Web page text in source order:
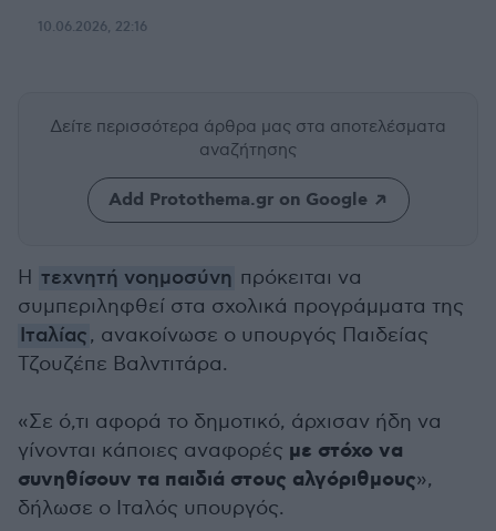
10.06.2026, 22:16
Δείτε περισσότερα άρθρα μας στα αποτελέσματα
αναζήτησης
Add Protothema.gr on Google
Η τεχνητή νοημοσύνη πρόκειται να
συμπεριληφθεί στα σχολικά προγράμματα της
Ιταλίας, ανακοίνωσε ο υπουργός Παιδείας
Τζουζέπε Βαλντιτάρα.
«Σε ό,τι αφορά το δημοτικό, άρχισαν ήδη να
γίνονται κάποιες αναφορές με στόχο να
συνηθίσουν τα παιδιά στους αλγόριθμους»,
δήλωσε ο Ιταλός υπουργός.